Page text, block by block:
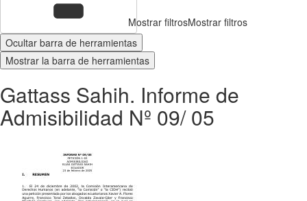
Mostrar filtrosMostrar filtros
Ocultar barra de herramientas
Mostrar la barra de herramientas
Gattass Sahih. Informe de
Admisibilidad Nº 09/ 05